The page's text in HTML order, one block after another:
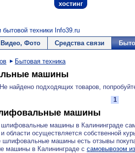
хостинг
бытовой техники Info39.ru
Фото Средства связи
Бытовая техника
машины
Не найдено подходящих товаров,
1
машины
машины в Калининграде
и области осуществляется собственной
шлифовальные машины есть отзывы
машины в Калининграде с самовывозом